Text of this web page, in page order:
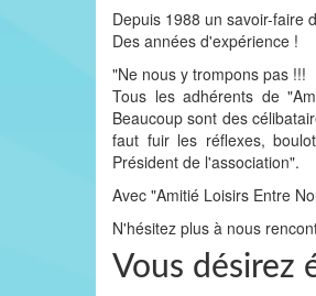
Depuis 1988 un savoir-faire
Des années d'expérience !
"Ne nous y trompons pas !!!
Tous les adhérents de
Beaucoup sont des
faut fuir les réflexes,
Président de l'association".
Avec "Amitié Loisirs Entre
N'hésitez plus à nous
Vous désirez